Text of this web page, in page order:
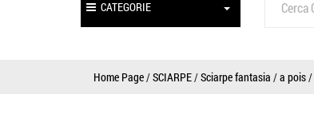
CATEGORIE
Home Page/SCIARPE/Sciarpe fantasia /a pois/